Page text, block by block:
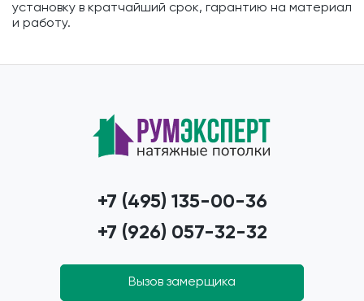
установку в кратчайший срок, гарантию на материал
и работу.
+7 (495) 135-00-36
+7 (926) 057-32-32
Вызов замерщика